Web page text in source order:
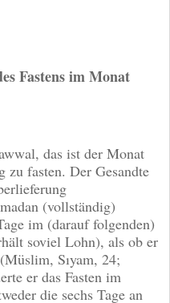
Fastens im Monat
das ist der Monat
zu fasten. Der Gesandte
(vollständig)
im (darauf folgenden)
soviel Lohn), als ob er
Sıyam, 24;
er das Fasten im
die sechs Tage an